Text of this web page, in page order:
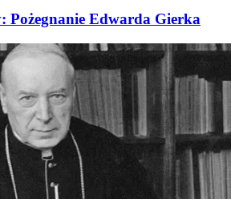
Pożegnanie Edwarda Gierka